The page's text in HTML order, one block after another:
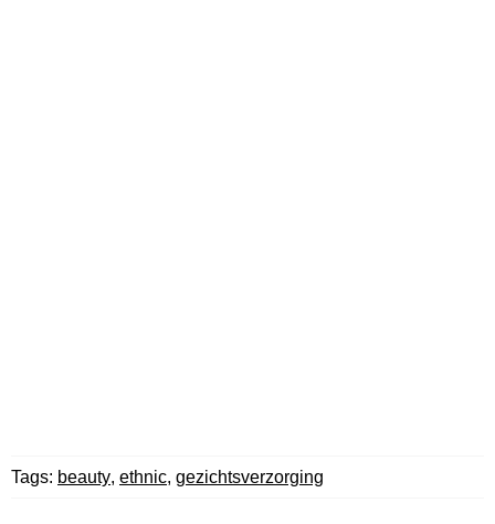
Tags: beauty, ethnic, gezichtsverzorging